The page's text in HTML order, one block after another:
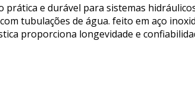
e durável para sistemas
tubulações de água. feito em aço
proporciona longevidade e